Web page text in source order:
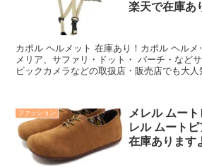
楽天で在庫あ
カポル ヘルメット 在庫あり！カポル ヘルメ
メリア、サファリ・ドット・ バーチ・など
ビックカメラなどの取扱店・販売店でも大人
ファッション
メレル ムー
レル ムート
在庫あります